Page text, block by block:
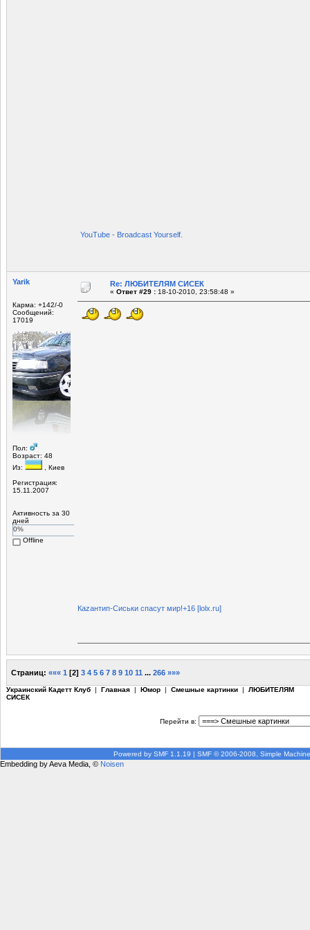
YouTube - Broadcast Yourself.
Yarik
Карма: +142/-0
Сообщений:
17019
Пол:
Возраст: 48
Из:
, Киев
Регистрация:
15.11.2007
Активность за 30
дней
0%
Offline
Re: ЛЮБИТЕЛЯМ СИСЕК
« Ответ #29 : 18-10-2010, 23:58:48 »
Каzaнтип-Сиськи спасут мир!+16 [lolx.ru]
Страниц: ««« 1 [2] 3 4 5 6 7 8 9 10 11 ... 266 »»»
Украинский Кадетт Клуб | Главная | Юмор | Смешные картинки | ЛЮБИТЕЛЯМ
СИСЕК
Перейти в:
Powered by SMF 1.1.19 | SMF © 2006-2008, Simple
Embedding by Aeva Media, © Noisen